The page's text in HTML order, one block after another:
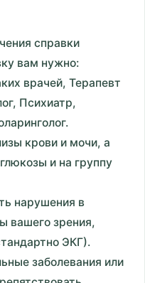
справки
вам нужно:
врачей, Терапевт
Психиатр,
крови и мочи, а
и на группу
нарушения в
вашего зрения,
ЭКГ).
заболевания или